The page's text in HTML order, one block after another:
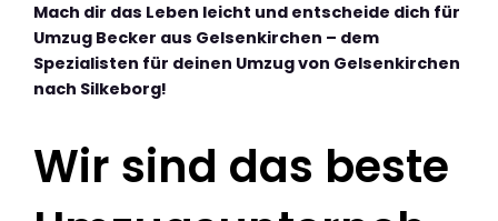
Mach dir das Leben leicht und entscheide dich für
Umzug Becker aus Gelsenkirchen – dem
Spezialisten für deinen Umzug von Gelsenkirchen
nach Silkeborg!
Wir sind das beste